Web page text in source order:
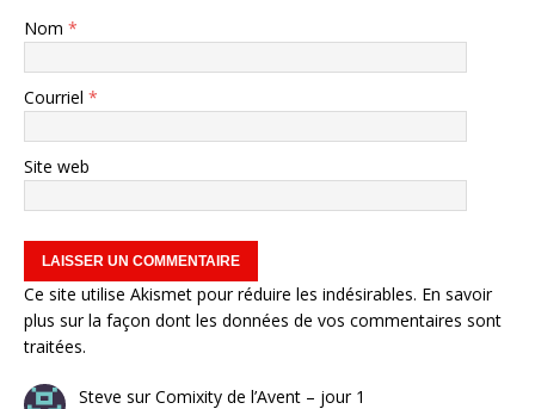
Nom *
Courriel *
Site web
Ce site utilise Akismet pour réduire les indésirables. En savoir
plus sur la façon dont les données de vos commentaires sont
traitées.
Steve surComixity de l’Avent – jour 1